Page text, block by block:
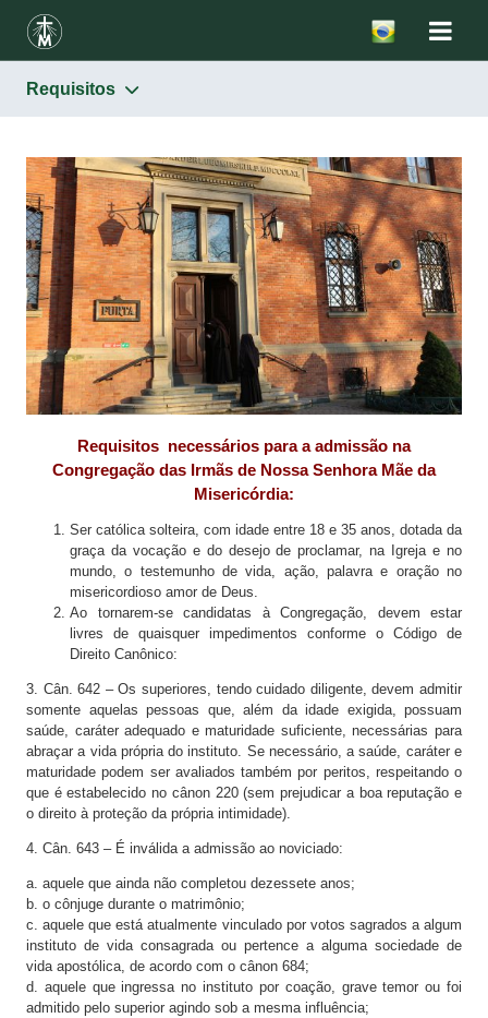
Requisitos
Requisitos necessários para a admissão na
Congregação das Irmãs de Nossa Senhora Mãe da
Misericórdia:
Ser católica solteira, com idade entre 18 e 35 anos, dotada da
graça da vocação e do desejo de proclamar, na Igreja e no
mundo, o testemunho de vida, ação, palavra e oração no
misericordioso amor de Deus.
Ao tornarem-se candidatas à Congregação, devem estar
livres de quaisquer impedimentos conforme o Código de
Direito Canônico:
3. Cân. 642 – Os superiores, tendo cuidado diligente, devem admitir
somente aquelas pessoas que, além da idade exigida, possuam
saúde, caráter adequado e maturidade suficiente, necessárias para
abraçar a vida própria do instituto. Se necessário, a saúde, caráter e
maturidade podem ser avaliados também por peritos, respeitando o
que é estabelecido no cânon 220 (sem prejudicar a boa reputação e
o direito à proteção da própria intimidade).
4. Cân. 643 – É inválida a admissão ao noviciado:
a. aquele que ainda não completou dezessete anos;
b. o cônjuge durante o matrimônio;
c. aquele que está atualmente vinculado por votos sagrados a algum
instituto de vida consagrada ou pertence a alguma sociedade de
vida apostólica, de acordo com o cânon 684;
d. aquele que ingressa no instituto por coação, grave temor ou foi
admitido pelo superior agindo sob a mesma influência;